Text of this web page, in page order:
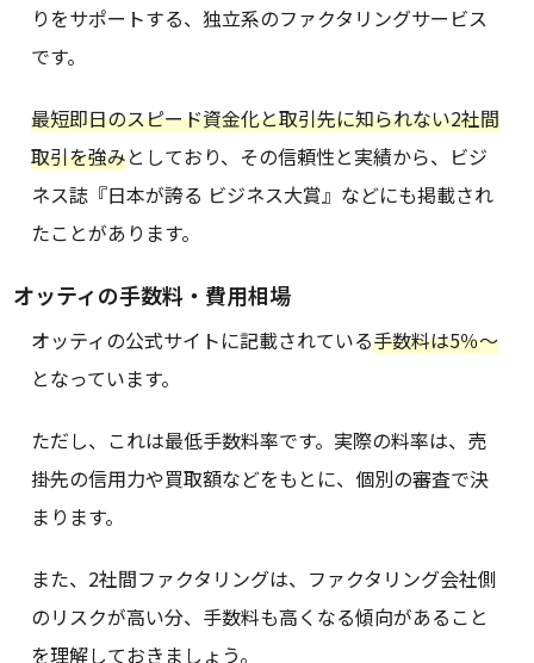
りをサポートする、独立系のファクタリングサービス
です。
最短即日のスピード資金化と取引先に知られない2社間
取引を強みとしており、その信頼性と実績から、ビジ
ネス誌『日本が誇る ビジネス大賞』などにも掲載され
たことがあります。
オッティの手数料・費用相場
オッティの公式サイトに記載されている手数料は5％〜
となっています。
ただし、これは最低手数料率です。実際の料率は、売
掛先の信用力や買取額などをもとに、個別の審査で決
まります。
また、2社間ファクタリングは、ファクタリング会社側
のリスクが高い分、手数料も高くなる傾向があること
を理解しておきましょう。